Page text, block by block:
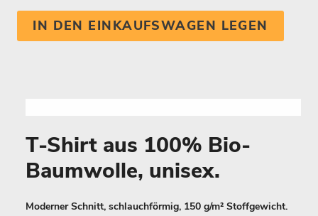
IN DEN EINKAUFSWAGEN LEGEN
T-Shirt aus 100% Bio-
Baumwolle, unisex.
Moderner Schnitt, schlauchförmig, 150 g/m² Stoffgewicht.